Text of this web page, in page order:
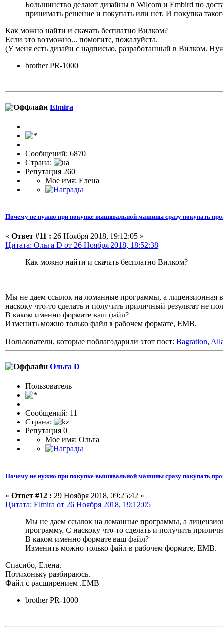
Большинство делают дизайны в Wilcom и Embird по
принимать решение и покупать или нет. И покупка
Как можно найти и скачать бесплатно Вилком?
Если это возможно... помогите, пожалуйста.
(У меня есть дизайн с надписью, разработанный в Вилком.
brother PR-1000
Elmira
Сообщений: 6870
Страна:
Репутация 260
Мое имя: Елена
Почему не нужно при покупке вышивальной машины сразу покупать
« Ответ #11 : 26 Ноября 2018, 19:12:05 »
Цитата: Ольга D от 26 Ноября 2018, 18:52:38
Как можно найти и скачать бесплатно Вилком?
Мы не даем ссылок на ломанные программы, а лицензионная
наскоку что-то сделать и получить приличный результат не
В каком именно формате ваш файл?
Изменить можно только файл в рабочем формате, ЕМВ.
Пользователи, которые поблагодарили этот пост: Bagration,
Ольга D
Пользоватeль
Сообщений: 11
Страна:
Репутация 0
Мое имя: Ольга
Почему не нужно при покупке вышивальной машины сразу покупать
« Ответ #12 : 29 Ноября 2018, 09:25:42 »
Цитата: Elmira от 26 Ноября 2018, 19:12:05
Мы не даем ссылок на ломанные программы, а
программу. С наскоку что-то сделать и получить
В каком именно формате ваш файл?
Изменить можно только файл в рабочем формате, ЕМВ.
Спасибо, Елена.
Потихоньку разбираюсь.
Файл с расширением .ЕМВ
brother PR-1000